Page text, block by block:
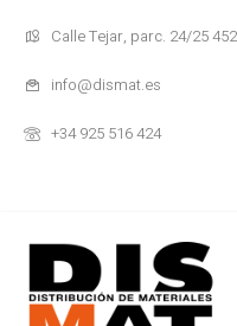
Calle Tejar, parc. 24/25
info@dismat.es
+34 925 516 424